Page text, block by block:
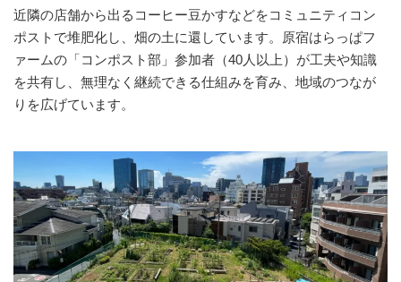
近隣の店舗から出るコーヒー豆かすなどをコミュニティコン
ポストで堆肥化し、畑の土に還しています。原宿はらっぱフ
ァームの「コンポスト部」参加者（40人以上）が工夫や知識
を共有し、無理なく継続できる仕組みを育み、地域のつなが
りを広げています。